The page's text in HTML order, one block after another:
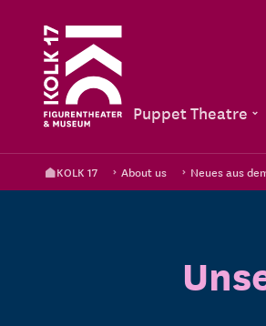
Puppet Theatre
KOLK 17 About us Neues aus